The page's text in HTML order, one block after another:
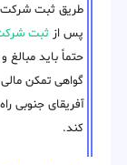
طریق ثبت شرکت
پس از ثبت
حتماً باید
گواهی تمکن مالی
آفریقای جنوبی
کند.